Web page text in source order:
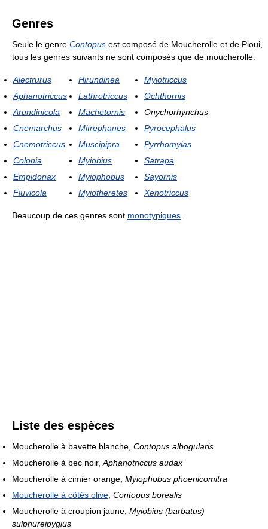
Genres
Seule le genre Contopus est composé de Moucherolle et de Pioui,
tous les genres suivants ne sont composés que de moucherolle.
Alectrurus
Aphanotriccus
Arundinicola
Cnemarchus
Cnemotriccus
Colonia
Empidonax
Fluvicola
Hirundinea
Lathrotriccus
Machetornis
Mitrephanes
Muscipipra
Myiobius
Myiophobus
Myiotheretes
Myiotriccus
Ochthornis
Onychorhynchus
Pyrocephalus
Pyrrhomyias
Satrapa
Sayornis
Xenotriccus
Beaucoup de ces genres sont monotypiques
Liste des espèces
Moucherolle à bavette blanche, Contopus albogularis
Moucherolle à bec noir, Aphanotriccus audax
Moucherolle à cimier orange, Myiophobus phoenicomitra
Moucherolle à côtés olive Contopus borealis
Moucherolle à croupion jaune, Myiobius (barbatus)
sulphureipygius